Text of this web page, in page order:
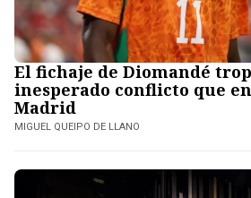
El fichaje de Diomandé
inesperado conflicto que
Madrid
MIGUEL QUEIPO DE LLANO